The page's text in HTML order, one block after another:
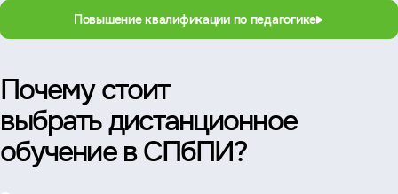
Повышение квалификации по педагогике
Почему стоит
выбрать дистанционное
обучение в СПбПИ?